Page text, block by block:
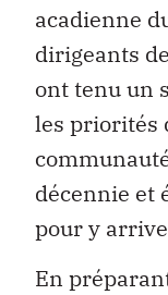
acadienne
dirigeants
ont tenu un
les priorités
décennie et
pour y
En